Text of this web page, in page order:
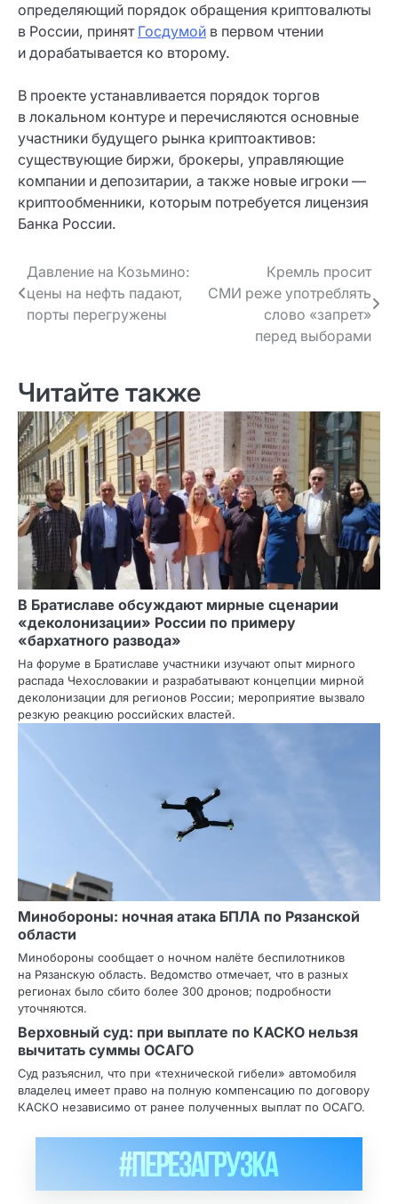
определяющий порядок обращения криптовалюты
в России, принят Госдумой в первом чтении
и дорабатывается ко второму.
В проекте устанавливается порядок торгов
в локальном контуре и перечисляются основные
участники будущего рынка криптоактивов:
существующие биржи, брокеры, управляющие
компании и депозитарии, а также новые игроки —
криптообменники, которым потребуется лицензия
Банка России.
Навигация
по записям
Давление на Козьмино:
цены на нефть падают,
порты перегружены
Кремль просит
СМИ реже употреблять
слово «запрет»
перед выборами
Читайте также
В Братиславе обсуждают мирные сценарии
«деколонизации» России по примеру
«бархатного развода»
На форуме в Братиславе участники изучают опыт мирного
распада Чехословакии и разрабатывают концепции мирной
деколонизации для регионов России; мероприятие вызвало
резкую реакцию российских властей.
Минобороны: ночная атака БПЛА по Рязанской
области
Минобороны сообщает о ночном налёте беспилотников
на Рязанскую область. Ведомство отмечает, что в разных
регионах было сбито более 300 дронов; подробности
уточняются.
Верховный суд: при выплате по КАСКО нельзя
вычитать суммы ОСАГО
Суд разъяснил, что при «технической гибели» автомобиля
владелец имеет право на полную компенсацию по договору
КАСКО независимо от ранее полученных выплат по ОСАГО.